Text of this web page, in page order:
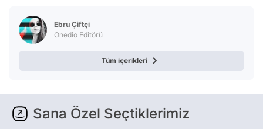
Ebru Çiftçi
Onedio Editörü
Tüm içerikleri
Sana Özel Seçtiklerimiz